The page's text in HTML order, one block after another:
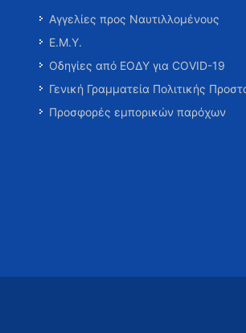
Αγγελίες προς Ναυτιλλομένους
Ε.Μ.Υ.
Οδηγίες από ΕΟΔΥ για COVID-19
Γενική Γραμματεία Πολιτικής
Προσφορές εμπορικών παρόχων